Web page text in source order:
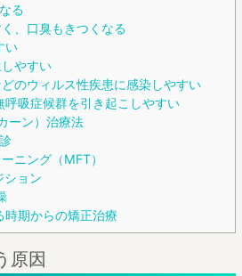
る
、口臭もきつくなる
い
やすい
のウィルス性疾患に感染しやすい
呼吸症候群を引き起こしやすい
ーン）治療法
ニング（MFT）
ション
時期からの矯正治療
原因